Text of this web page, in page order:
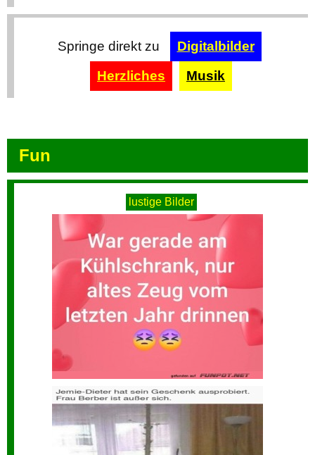
Springe direkt zu
Digitalbilder
Herzliches
Musik
Fun
lustige Bilder